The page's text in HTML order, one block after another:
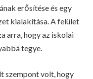
erősítése és egy
kialakítása. A felület
arra, hogy az iskolai
tegye.
szempont volt, hogy